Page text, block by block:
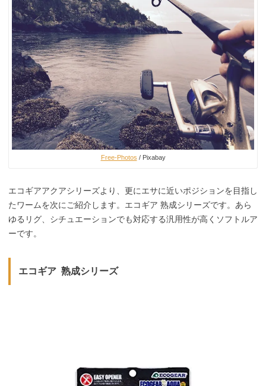
Free-Photos / Pixabay
エコギアアクアシリーズより、更にエサに近いポジションを目指し
たワームを次にご紹介します。エコギア 熟成シリーズです。あら
ゆるリグ、シチュエーションでも対応する汎用性が高くソフトルア
ーです。
エコギア 熟成シリーズ